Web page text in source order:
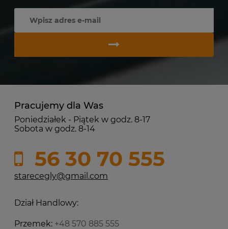
Pracujemy dla Was
Poniedziałek - Piątek w godz. 8-17
Sobota w godz. 8-14
56 30 70 555
starecegly@gmail.com
Dział Handlowy:
Przemek: +48 570 885 555